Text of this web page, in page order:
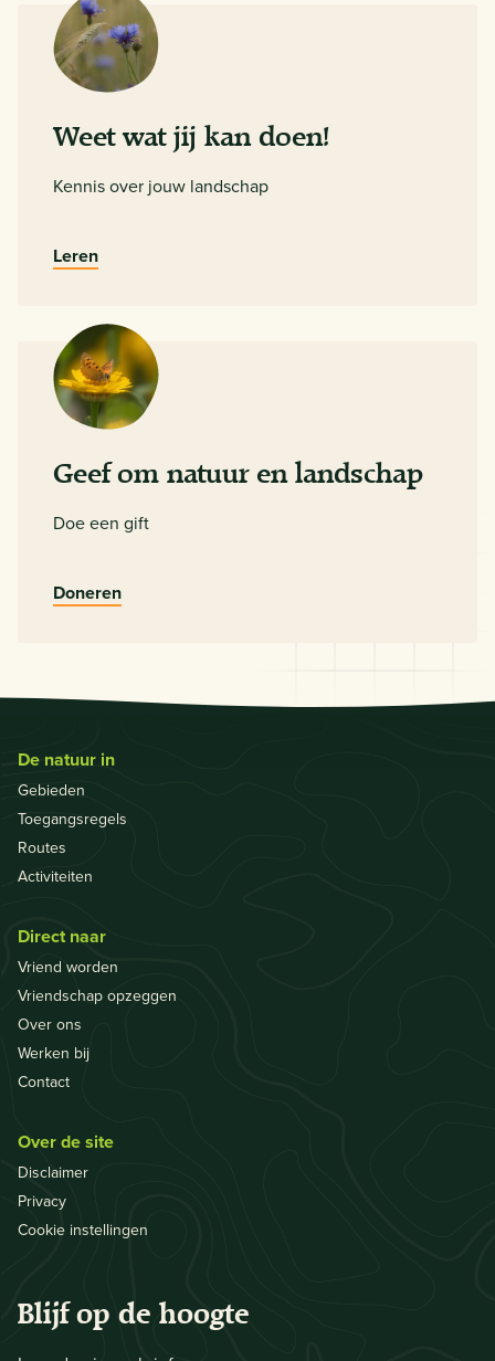
Weet wat jij kan doen!
Kennis over jouw landschap
Leren
Geef om natuur en landschap
Doe een gift
Doneren
De natuur in
Gebieden
Toegangsregels
Routes
Activiteiten
Direct naar
Vriend worden
Vriendschap opzeggen
Over ons
Werken bij
Contact
Over de site
Disclaimer
Privacy
Cookie instellingen
Blijf op de hoogte